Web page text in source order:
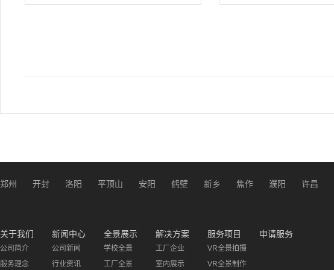
郑州 开封 洛阳 平顶山 安阳 鹤壁 新乡 焦作 濮阳 许昌
关于我们
公司简介
服务理念
新闻中心
公司新闻
行业资讯
全景展示
学校全景
工厂全景
解决方案
工厂企业
室内展示
服务项目
VR全景拍摄
VR全景制作
申请服务